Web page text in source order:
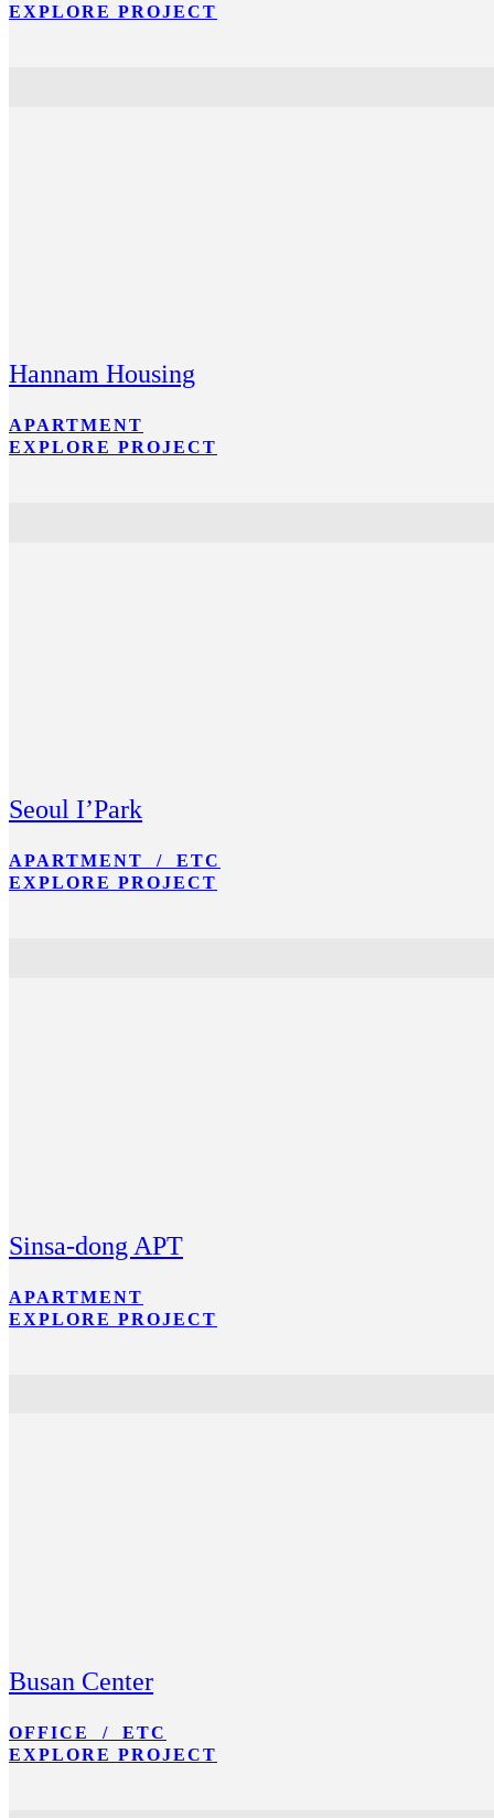
EXPLORE PROJECT
Hannam Housing
APARTMENT
EXPLORE PROJECT
Seoul I’Park
APARTMENT / ETC
EXPLORE PROJECT
Sinsa-dong APT
APARTMENT
EXPLORE PROJECT
Busan Center
OFFICE / ETC
EXPLORE PROJECT